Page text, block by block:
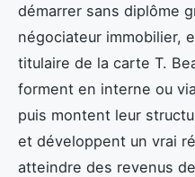
démarrer sans diplôme
négociateur immobilier,
titulaire de la carte T.
forment en interne ou
puis montent leur
et développent un vrai
atteindre des revenus de